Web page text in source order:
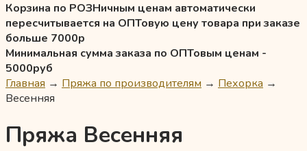
Корзина по РОЗНичным ценам автоматически
пересчитывается на ОПТовую цену товара при заказе
больше 7000р
Минимальная сумма заказа по ОПТовым ценам -
5000руб
Главная → Пряжа по производителям → Пехорка →
Весенняя
Пряжа Весенняя